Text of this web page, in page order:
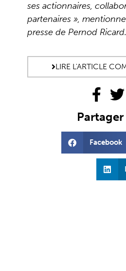
ses actionnaires,
partenaires »,
presse de Pernod Ricard.
LIRE L'ARTICLE
Facebook